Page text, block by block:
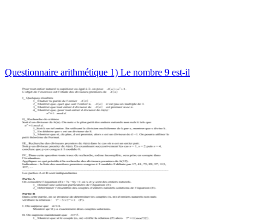
Questionnaire arithmétique 1) Le nombre 9 est-il